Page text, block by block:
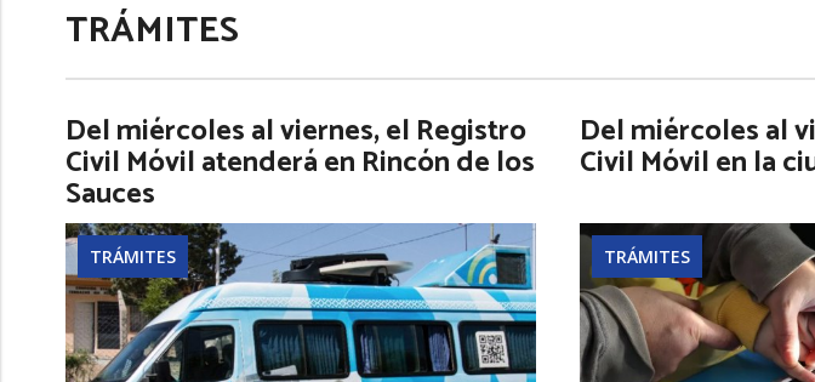
TRÁMITES
Del miércoles al viernes, el Registro
Civil Móvil atenderá en Rincón de los
Sauces
TRÁMITES
Del miércoles al
Civil Móvil en la
TRÁMITES